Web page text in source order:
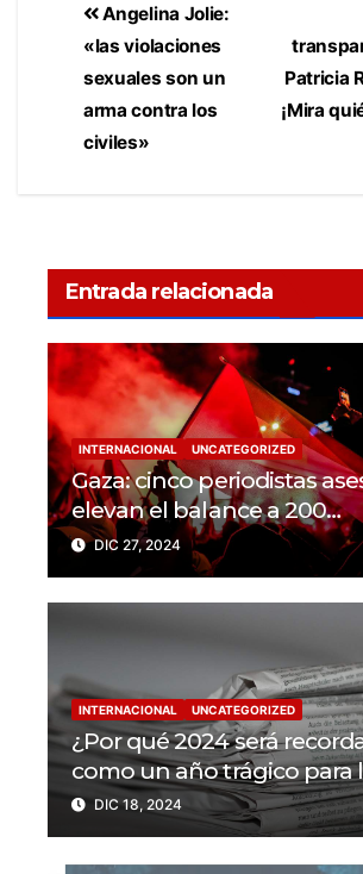
Patricia
¡Mira
Angelina Jolie:
«las violaciones
sexuales son un
arma contra los
civiles»
Entrada relacionada
INTERNACIONAL UNCATEGORIZED
Gaza: cinco periodistas
elevan el balance a 200
trabajadores de la prensa
en 2024
DIC 27, 2024
INTERNACIONAL UNCATEGORIZED
¿Por qué 2024 será
como un año trágico para
libertad de prensa? Un
periodistas asesinados
DIC 18, 2024